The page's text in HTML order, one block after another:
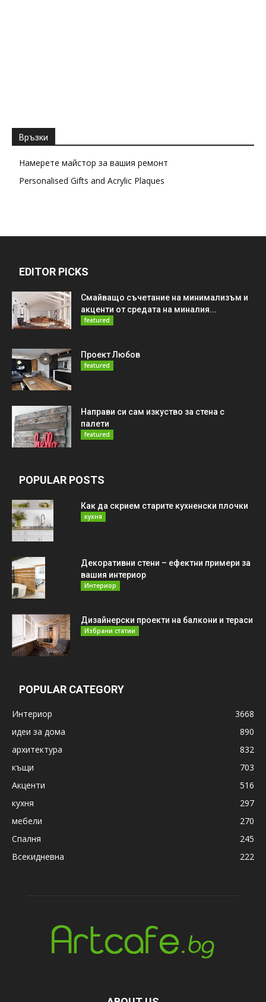
Връзки
Намерете майстор за вашия ремонт
Personalised Gifts and Acrylic Plaques
EDITOR PICKS
Смайващо съчетание на минимализъм и
акценти от средата на миналия...
featured
Проект Любов
featured
Направи си сам изкуство за стена с
палети
featured
POPULAR POSTS
Как да скрием старите кухненски плочки
кухня
Декоративни стени – ефектни примери за
вашия интериор
Интериор
Дизайнерски проекти на балкони и тераси
Избрани статии
POPULAR CATEGORY
Интериор
3668
идеи за дома
890
архитектура
832
къщи
703
Акценти
516
кухня
297
мебели
270
Спалня
245
Всекидневна
222